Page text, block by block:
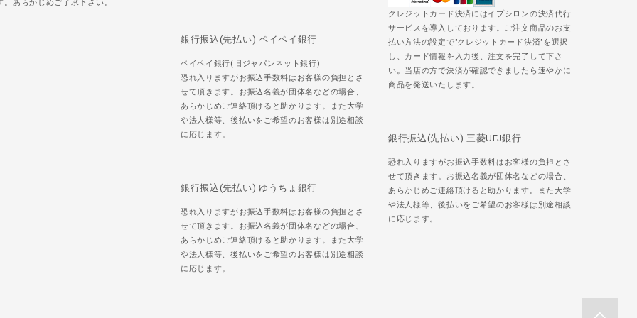
。あらかじめご了承下さい。
クレジットカード決済にはイプシロンの決済代行
サービスを導入しております。ご注文商品のお支
払い方法の設定で"クレジットカード決済"を選択
し、カード情報を入力後、注文を完了して下さ
い。当店の方で決済が確認できましたら速やかに
商品を発送いたします。
銀行振込(先払い) ペイペイ銀行
ペイペイ銀行(旧ジャパンネット銀行)
恐れ入りますがお振込手数料はお客様の負担とさ
せて頂きます。お振込名義が団体名などの場合、
あらかじめご連絡頂けると助かります。また大学
や法人様等、後払いをご希望のお客様は別途相談
に応じます。
銀行振込(先払い) 三菱UFJ銀行
恐れ入りますがお振込手数料はお客様の負担とさ
せて頂きます。お振込名義が団体名などの場合、
あらかじめご連絡頂けると助かります。また大学
や法人様等、後払いをご希望のお客様は別途相談
に応じます。
銀行振込(先払い) ゆうちょ銀行
恐れ入りますがお振込手数料はお客様の負担とさ
せて頂きます。お振込名義が団体名などの場合、
あらかじめご連絡頂けると助かります。また大学
や法人様等、後払いをご希望のお客様は別途相談
に応じます。